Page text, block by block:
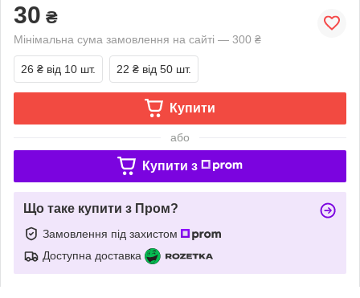
30 ₴
Мінімальна сума замовлення на сайті — 300 ₴
26 ₴ від 10 шт. 22 ₴ від 50 шт.
Купити
або
Купити з
Що таке купити з Пром?
Замовлення під захистом
Доступна доставка